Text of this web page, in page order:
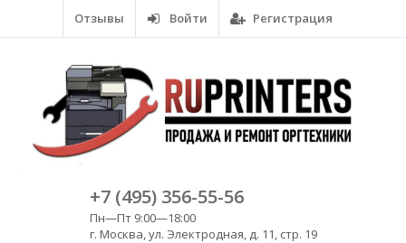
Отзывы Войти Регистрация
+7 (495) 356-55-56
Пн—Пт 9:00—18:00
г. Москва, ул. Электродная, д. 11, стр. 19